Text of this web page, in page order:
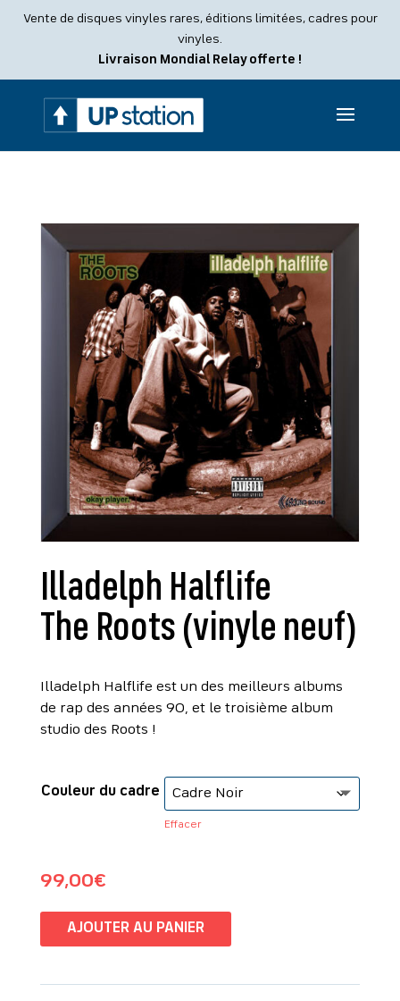
Vente de disques vinyles rares, éditions limitées, cadres pour
vinyles.
Livraison Mondial Relay offerte !
Illadelph Halflife
The Roots (vinyle neuf)
Illadelph Halflife est un des meilleurs albums
de rap des années 90, et le troisième album
studio des Roots !
Couleur du cadre
Effacer
99,00€
AJOUTER AU PANIER